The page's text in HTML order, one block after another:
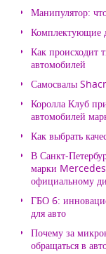
Манипулятор:
Комплектующие
Как происходит
автомобилей
Самосвалы
Королла Клуб
автомобилей
Как выбрать
В Санкт-
марки
официальному
ГБО 6:
для авто
Почему за
обращаться в